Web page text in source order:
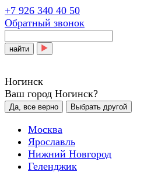
+7 926 340 40 50
Обратный звонок
найти
Ногинск
Ваш город Ногинск?
Да, все верно Выбрать другой
Москва
Ярославль
Нижний Новгород
Геленджик